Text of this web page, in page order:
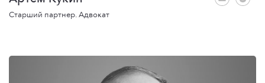
Старший партнер. Адвокат